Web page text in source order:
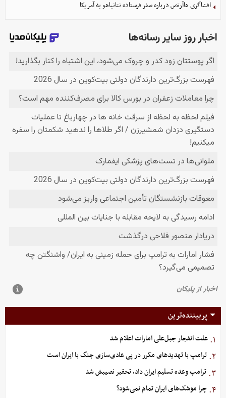
افشاگری هاآرتص درباره سفر فرستاده نتانیاهو به آمریکا
پربیننده‌ترین
۱. علت انفجار جبل‌علی امارات اعلام شد
۲. ترامپ با تهدیدهای مکرر در پی عادی‌سازی جنگ با ایران است
۳. ترامپ وعده تسلیم ایران داد، تحقیر نصیبش شد
۴. چرا موشک‌های ایران تمام نمی‌شود؟